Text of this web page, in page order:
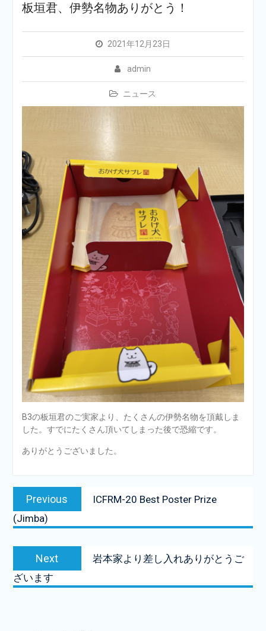
板垣君、伊勢名物ありがとう！
2021年12月23日
admin
ニュース
B3の板垣君のご実家より、たくさんの伊勢名物を頂戴しま
した。すでにたくさん頂いてしまった後で恐縮です。
ありがとうございました。
投
ナ
ビ
ー
Previous
post:
ICFRM-20 Best Poster Prize
(Jimba)
Next
Next
post:
岩本家より差し入れありがとうご
ざいます